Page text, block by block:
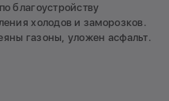
благоустройству
холодов и заморозков.
газоны, уложен асфальт.